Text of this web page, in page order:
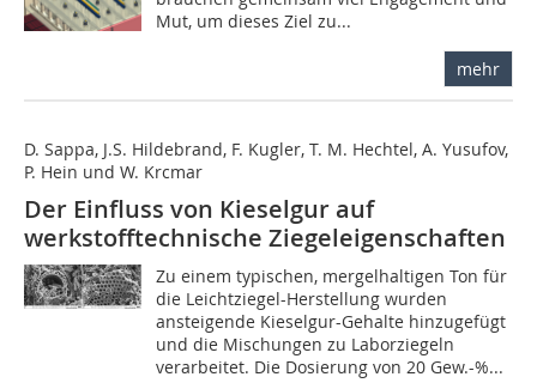
Mut, um dieses Ziel zu...
mehr
D. Sappa, J.S. Hildebrand, F. Kugler, T. M. Hechtel, A. Yusufov,
P. Hein und W. Krcmar
Der Einfluss von Kieselgur auf
werkstofftechnische Ziegeleigenschaften
Zu einem typischen, mergelhaltigen Ton für
die Leichtziegel-Herstellung wurden
ansteigende Kieselgur-Gehalte hinzugefügt
und die Mischungen zu Laborziegeln
verarbeitet. Die Dosierung von 20 Gew.-%...